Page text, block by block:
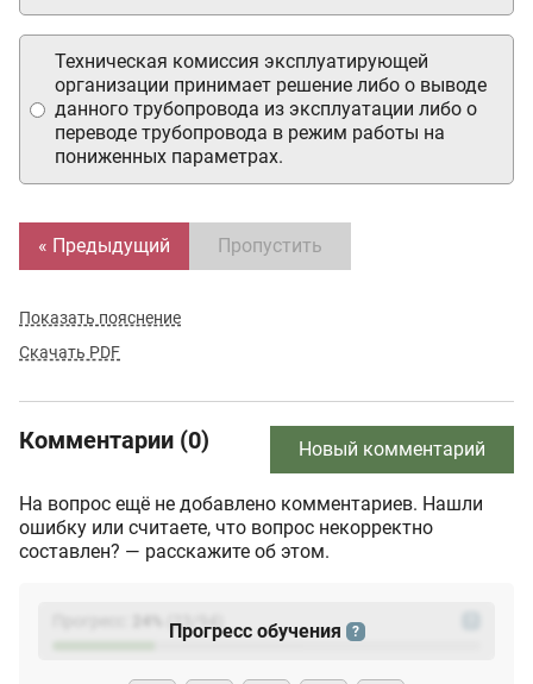
Техническая комиссия эксплуатирующей
организации принимает решение либо о выводе
данного трубопровода из эксплуатации либо о
переводе трубопровода в режим работы на
пониженных параметрах.
« Предыдущий Пропустить
Показать пояснение
Скачать PDF
Комментарии (0) Новый комментарий
На вопрос ещё не добавлено комментариев. Нашли
ошибку или считаете, что вопрос некорректно
составлен? — расскажите об этом.
(23
Прогресс обучения ?